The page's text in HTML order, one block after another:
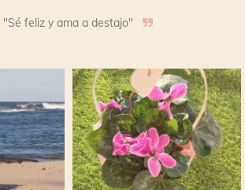
"Sé feliz y ama a destajo"